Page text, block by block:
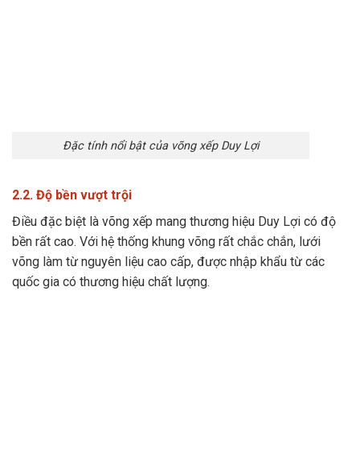
Đặc tính nổi bật của võng xếp Duy Lợi
2.2. Độ bền vượt trội
Điều đặc biệt là võng xếp mang thương hiệu Duy Lợi có độ
bền rất cao. Với hệ thống khung võng rất chắc chắn, lưới
võng làm từ nguyên liệu cao cấp, được nhập khẩu từ các
quốc gia có thương hiệu chất lượng.